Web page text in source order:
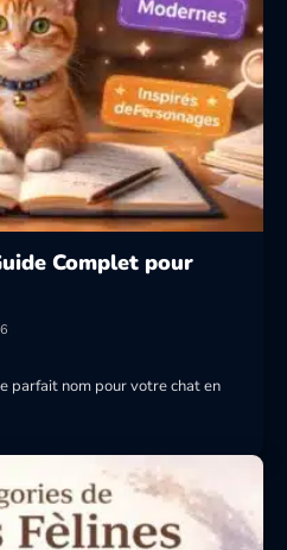
Complet pour
parfait nom pour votre chat en